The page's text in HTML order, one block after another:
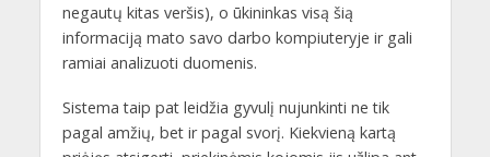
negautų kitas veršis), o ūkininkas visą šią
informaciją mato savo darbo kompiuteryje ir gali
ramiai analizuoti duomenis.
Sistema taip pat leidžia gyvulį nujunkinti ne tik
pagal amžių, bet ir pagal svorį. Kiekvieną kartą